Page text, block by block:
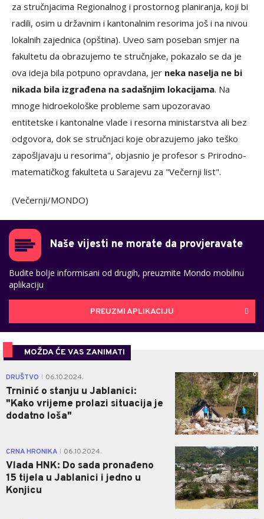
za stručnjacima Regionalnog i prostornog planiranja, koji bi
radili, osim u državnim i kantonalnim resorima još i na nivou
lokalnih zajednica (opština). Uveo sam poseban smjer na
fakultetu da obrazujemo te stručnjake, pokazalo se da je
ova ideja bila potpuno opravdana, jer neka naselja ne bi
nikada bila izgrađena na sadašnjim lokacijama. Na
mnoge hidroekološke probleme sam upozoravao
entitetske i kantonalne vlade i resorna ministarstva ali bez
odgovora, dok se stručnjaci koje obrazujemo jako teško
zapošljavaju u resorima", objasnio je profesor s Prirodno-
matematičkog fakulteta u Sarajevu za "Večernji list".
(Večernji/MONDO)
Naše vijesti ne morate da provjeravate
Budite bolje informisani od drugih, preuzmite Mondo mobilnu
aplikaciju
PREUZMI APLIKACIJU
MOŽDA ĆE VAS ZANIMATI
DRUŠTVO 06.10.2024.
Trninić o stanju u Jablanici:
"Kako vrijeme prolazi situacija je
dodatno loša"
0
CRNA HRONIKA 06.10.2024.
Vlada HNK: Do sada pronađeno
15 tijela u Jablanici i jedno u
Konjicu
0